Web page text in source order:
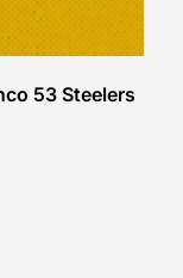
53 Steelers